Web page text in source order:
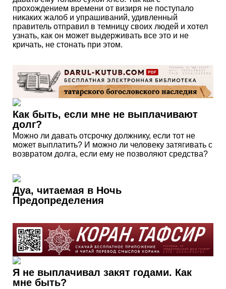
прохождением времени от визиря не поступало
никаких жалоб и упрашиваний, удивленный
правитель отправил в темницу своих людей и хотел
узнать, как он может выдерживать все это и не
кричать, не стонать при этом.
Как быть, если мне не выплачивают
долг?
Можно ли давать отсрочку должнику, если тот не
может выплатить? И можно ли человеку затягивать с
возвратом долга, если ему не позволяют средства?
Дуа, читаемая в Ночь
Предопределения
Я не выплачивал закят годами. Как
мне быть?